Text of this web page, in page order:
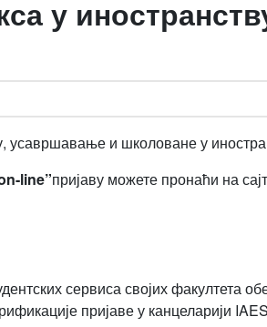
у
усавршавање и школоване у
line”пријаву можете пронаћи на
сервиса својих факултета
пријаве у канцеларији